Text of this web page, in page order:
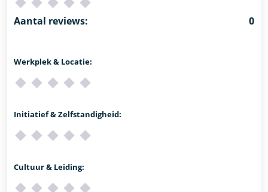
Aantal reviews: 0
Werkplek & Locatie:
Initiatief & Zelfstandigheid:
Cultuur & Leiding: